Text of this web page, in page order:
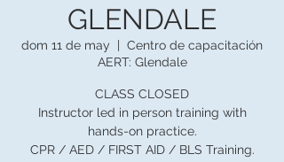
GLENDALE
dom 11 de may
  |
Centro de capacitación
AERT: Glendale
CLASS CLOSED
Instructor led in person training with
hands-on practice.
CPR / AED / FIRST AID / BLS Training.